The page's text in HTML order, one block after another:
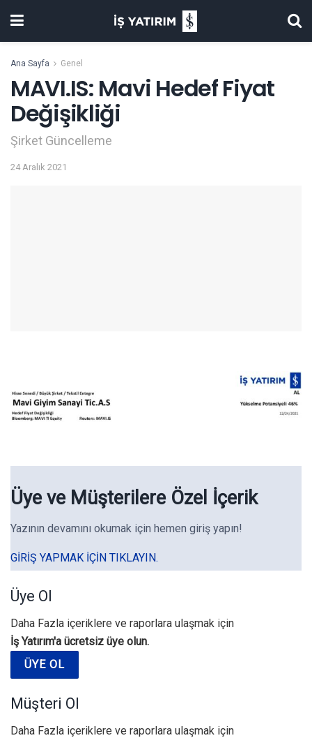
Ana Sayfa Genel
MAVI.IS: Mavi Hedef Fiyat
Değişikliği
Şirket Güncelleme
24 Aralık 2021
Üye ve Müşterilere Özel İçerik
Yazının devamını okumak için hemen giriş yapın!
GIRIŞ YAPMAK IÇIN TIKLAYIN.
Üye Ol
Daha Fazla içeriklere ve raporlara ulaşmak için
İş Yatırım'a ücretsiz üye olun.
ÜYE OL
Müşteri Ol
Daha Fazla içeriklere ve raporlara ulaşmak için